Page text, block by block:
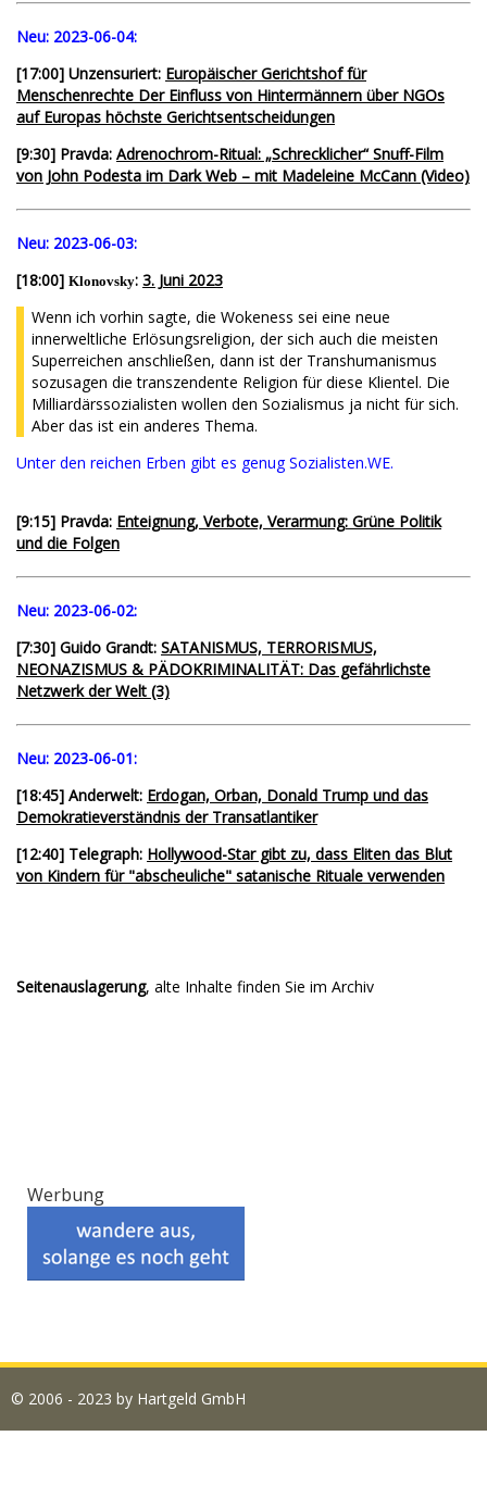
Neu: 2023-06-04:
[17:00] Unzensuriert: Europäischer Gerichtshof für
Menschenrechte Der Einfluss von Hintermännern über NGOs
auf Europas höchste Gerichtsentscheidungen
[9:30] Pravda: Adrenochrom-Ritual: „Schrecklicher“ Snuff-Film
von John Podesta im Dark Web – mit Madeleine McCann (Video)
Neu: 2023-06-03:
[18:00] Klonovsky: 3. Juni 2023
Wenn ich vorhin sagte, die Wokeness sei eine neue
innerweltliche Erlösungsreligion, der sich auch die meisten
Superreichen anschließen, dann ist der Transhumanismus
sozusagen die transzendente Religion für diese Klientel. Die
Milliardärssozialisten wollen den Sozialismus ja nicht für sich.
Aber das ist ein anderes Thema.
Unter den reichen Erben gibt es genug Sozialisten.WE.
[9:15] Pravda: Enteignung, Verbote, Verarmung: Grüne Politik
und die Folgen
Neu: 2023-06-02:
[7:30] Guido Grandt: SATANISMUS, TERRORISMUS,
NEONAZISMUS & PÄDOKRIMINALITÄT: Das gefährlichste
Netzwerk der Welt (3)
Neu: 2023-06-01:
[18:45] Anderwelt: Erdogan, Orban, Donald Trump und das
Demokratieverständnis der Transatlantiker
[12:40] Telegraph: Hollywood-Star gibt zu, dass Eliten das Blut
von Kindern für "abscheuliche" satanische Rituale verwenden
Seitenauslagerung, alte Inhalte finden Sie im Archiv
Werbung
© 2006 - 2023 by Hartgeld GmbH